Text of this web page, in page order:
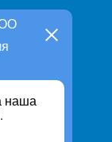
наша